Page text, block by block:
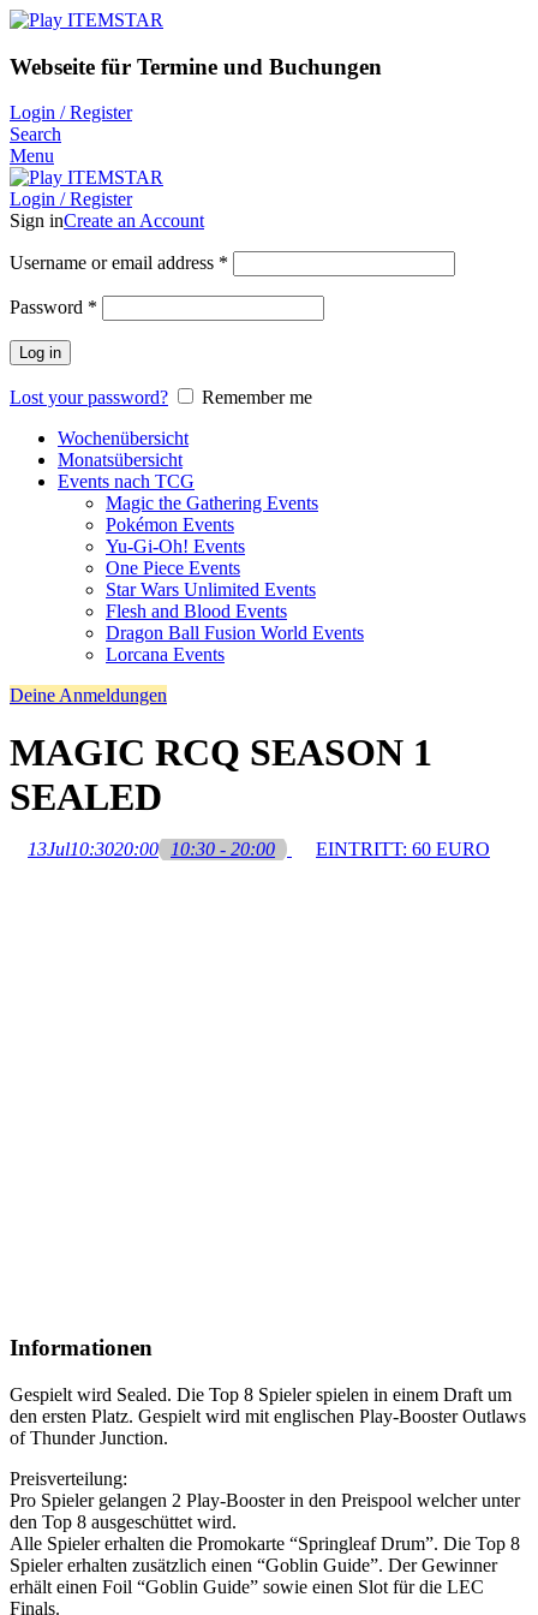
Webseite für Termine und Buchungen
Login / Register
Search
Menu
Login / Register
Sign inCreate an Account
Username or email address *
Password *
Log in
Lost your password?
Remember me
Wochenübersicht
Monatsübersicht
Events nach TCG
Magic the Gathering Events
Pokémon Events
Yu-Gi-Oh! Events
One Piece Events
Star Wars Unlimited Events
Flesh and Blood Events
Dragon Ball Fusion World Events
Lorcana Events
Deine Anmeldungen
MAGIC RCQ SEASON 1
SEALED
13Jul10:3020:00 10:30 - 20:00 EINTRITT: 60 EURO
Informationen
Gespielt wird Sealed. Die Top 8 Spieler spielen in einem Draft um
den ersten Platz. Gespielt wird mit englischen Play-Booster Outlaws
of Thunder Junction.
Preisverteilung:
Pro Spieler gelangen 2 Play-Booster in den Preispool welcher unter
den Top 8 ausgeschüttet wird.
Alle Spieler erhalten die Promokarte “Springleaf Drum”. Die Top 8
Spieler erhalten zusätzlich einen “Goblin Guide”. Der Gewinner
erhält einen Foil “Goblin Guide” sowie einen Slot für die LEC
Finals.